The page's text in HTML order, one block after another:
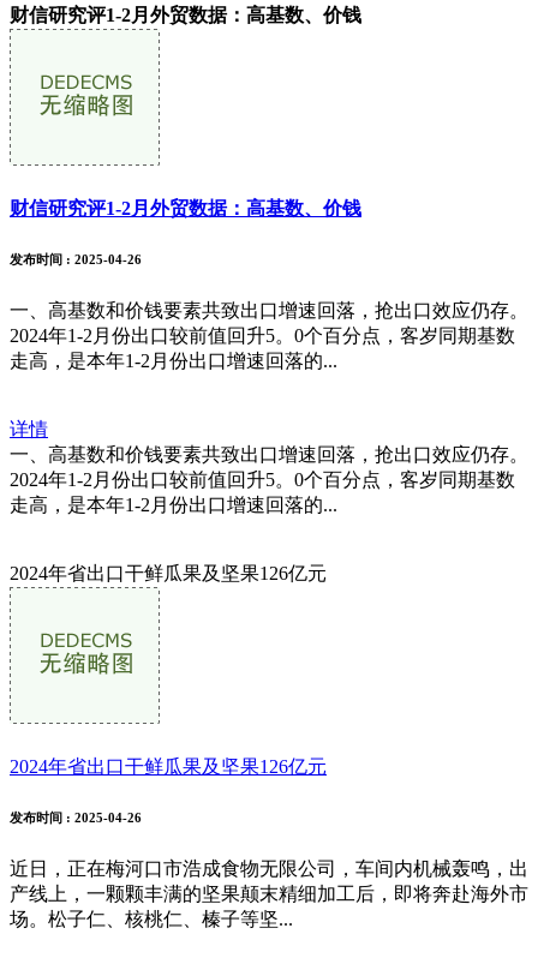
财信研究评1-2月外贸数据：高基数、价钱
财信研究评1-2月外贸数据：高基数、价钱
发布时间 : 2025-04-26
一、高基数和价钱要素共致出口增速回落，抢出口效应仍存。
2024年1-2月份出口较前值回升5。0个百分点，客岁同期基数
走高，是本年1-2月份出口增速回落的...
详情
一、高基数和价钱要素共致出口增速回落，抢出口效应仍存。
2024年1-2月份出口较前值回升5。0个百分点，客岁同期基数
走高，是本年1-2月份出口增速回落的...
2024年省出口干鲜瓜果及坚果126亿元
2024年省出口干鲜瓜果及坚果126亿元
发布时间 : 2025-04-26
近日，正在梅河口市浩成食物无限公司，车间内机械轰鸣，出
产线上，一颗颗丰满的坚果颠末精细加工后，即将奔赴海外市
场。松子仁、核桃仁、榛子等坚...